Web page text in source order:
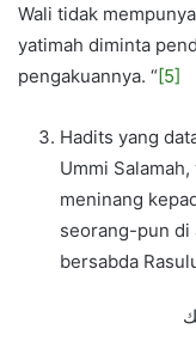
Wali tidak
yatimah diminta
pengakuannya. “[5]
Hadits yang
Ummi
meninang
seorang-pun di
bersabda